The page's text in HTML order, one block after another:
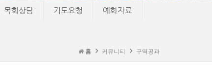
목회상담 기도요청 예화자료
홈 커뮤니티 구역공과